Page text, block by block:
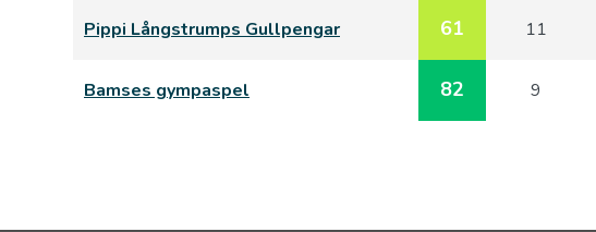
Pippi Långstrumps Gullpengar 61 11
Bamses gympaspel 82 9